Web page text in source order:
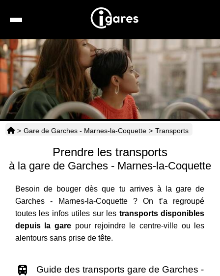
Recherche
Location de voiture
Hôtels
Taxis
Transports
> Gare de Garches - Marnes-la-Coquette > Transports
Prendre les transports
à la gare de Garches - Marnes-la-Coquette
Besoin de bouger dès que tu arrives à la gare de
Garches - Marnes-la-Coquette ? On t’a regroupé
toutes les infos utiles sur les transports disponibles
depuis la gare pour rejoindre le centre-ville ou les
alentours sans prise de tête.
Guide des transports gare de Garches -